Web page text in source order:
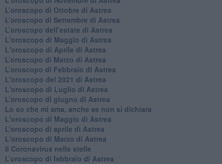
​L’oroscopo di Ottobre di Astrea
​L’oroscopo di Settembre di Astrea
L’oroscopo dell’estate di Astrea
L'oroscopo di Maggio di Astrea
L'oroscopo di Aprile di Astrea
​L’oroscopo di Marzo di Astrea
​L’oroscopo di Febbraio di Astrea
L'oroscopo del 2021 di Astrea
L'oroscopo di Luglio di Astrea
​L’oroscopo di giugno di Astrea
​Lo so che mi ama, anche se non si dichiara
L'oroscopo di Maggio di Astrea
​L’oroscopo di aprile di Astrea
L'oroscopo di Marzo di Astrea
Il Coronavirus nelle stelle
​L’oroscopo di febbraio di Astrea